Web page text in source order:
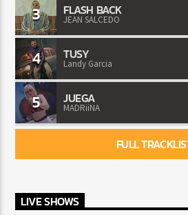
3 FLASH BACK
JEAN SALCEDO
4 TUSY
Landy Garcia
5 JUEGA
MADRiiNA
FULL
LIVE SHOWS